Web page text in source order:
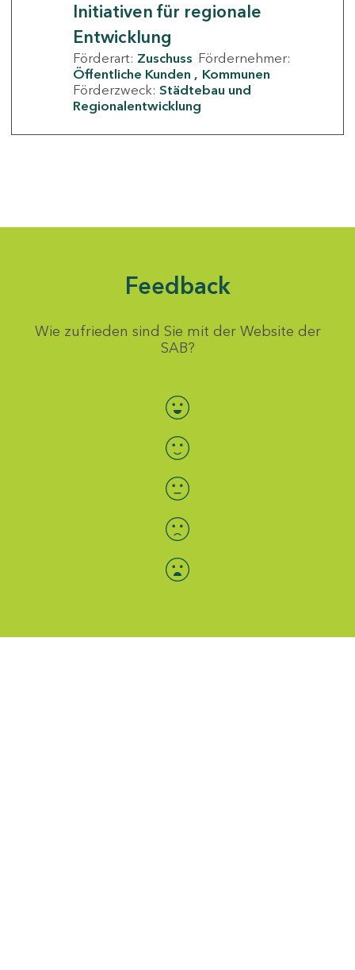
Initiativen für regionale
Entwicklung
Förderart: Zuschuss Fördernehmer:
Öffentliche Kunden
Kommunen
Förderzweck: Städtebau und
Regionalentwicklung
Feedback
Wie zufrieden sind Sie mit der Website der
SAB?
Bewertung auswählen